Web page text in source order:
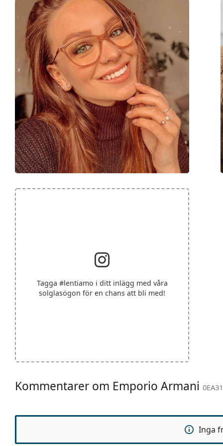
Tagga #lentiamo i ditt inlägg med våra
solglasögon för en chans att bli med!
Kommentarer om Emporio Armani
Inga